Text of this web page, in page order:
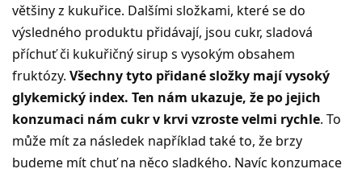
většiny z kukuřice. Dalšími složkami, které se do
výsledného produktu přidávají, jsou cukr, sladová
příchuť či kukuřičný sirup s vysokým obsahem
fruktózy. Všechny tyto přidané složky mají vysoký
glykemický index. Ten nám ukazuje, že po jejich
konzumaci nám cukr v krvi vzroste velmi rychle. To
může mít za následek například také to, že brzy
budeme mít chuť na něco sladkého. Navíc konzumace